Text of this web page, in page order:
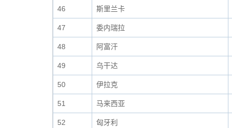
46 斯里兰卡
47 委内瑞拉
48 阿富汗
49 乌干达
50 伊拉克
51 马来西亚
52 匈牙利